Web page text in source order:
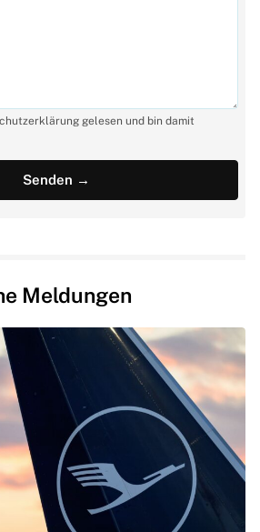
gelesen und bin damit
Meldungen